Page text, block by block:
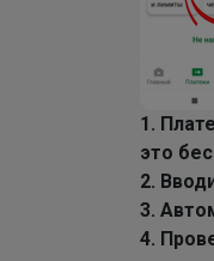
1.
это
2.
3.
4.